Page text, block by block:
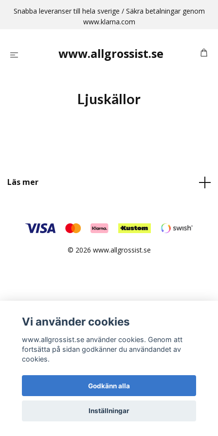
Snabba leveranser till hela sverige / Säkra betalningar genom
www.klarna.com
www.allgrossist.se
Ljuskällor
Läs mer
© 2026 www.allgrossist.se
Vi använder cookies
www.allgrossist.se använder cookies. Genom att
fortsätta på sidan godkänner du användandet av
cookies.
Godkänn alla
Inställningar